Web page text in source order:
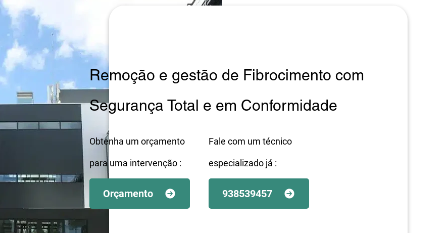
Remoção e gestão de Fibrocimento com
Segurança Total e em Conformidade
Obtenha um orçamento
para uma intervenção :
Orçamento
Fale com um técnico
especializado já :
938539457